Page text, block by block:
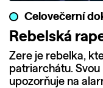
Celovečerní
Rebelská
Zere je rebelka,
patriarchátu.
upozorňuje na